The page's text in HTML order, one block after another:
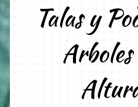
Talas y